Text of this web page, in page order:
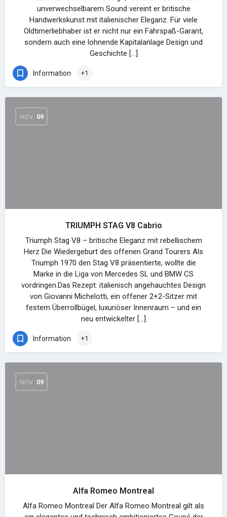
unverwechselbarem Sound vereint er britische
Handwerkskunst mit italienischer Eleganz. Für viele
Oldtimerliebhaber ist er nicht nur ein Fahrspaß-Garant,
sondern auch eine lohnende Kapitalanlage Design und
Geschichte […]
Information +1
NOV. 09
TRIUMPH STAG V8 Cabrio
Triumph Stag V8 – britische Eleganz mit rebellischem
Herz Die Wiedergeburt des offenen Grand Tourers Als
Triumph 1970 den Stag V8 präsentierte, wollte die
Marke in die Liga von Mercedes SL und BMW CS
vordringen.Das Rezept: italienisch angehauchtes Design
von Giovanni Michelotti, ein offener 2+2-Sitzer mit
festem Überrollbügel, luxuriöser Innenraum – und ein
neu entwickelter […]
Information +1
NOV. 09
Alfa Romeo Montreal
Alfa Romeo Montreal Der Alfa Romeo Montreal gilt als